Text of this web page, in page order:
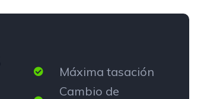
Máxima tasación
Cambio de